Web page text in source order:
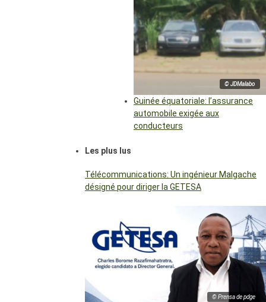
© JDMalabo
Guinée équatoriale: l’assurance
automobile exigée aux
conducteurs
Les plus lus
Télécommunications: Un ingénieur Malgache
désigné pour diriger la GETESA
© Prensa de pdge